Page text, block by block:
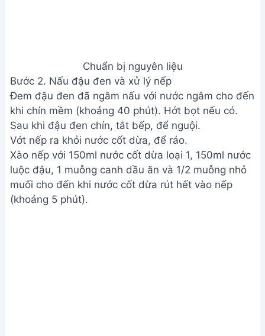
Nấu đậu đen và xử lý nếp
Bước 3. Hấp xôi